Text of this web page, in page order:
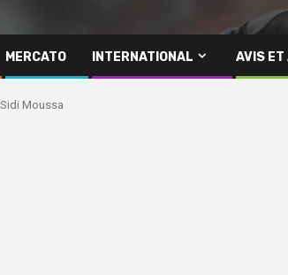
MERCATO INTERNATIONAL AVIS ET
Moussa